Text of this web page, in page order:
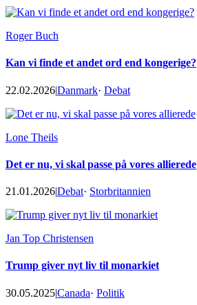
Roger Buch
Kan vi finde et andet ord end kongerige?
22.02.2026|Danmark· Debat
Lone Theils
Det er nu, vi skal passe på vores allierede
21.01.2026|Debat· Storbritannien
Jan Top Christensen
Trump giver nyt liv til monarkiet
30.05.2025|Canada· Politik